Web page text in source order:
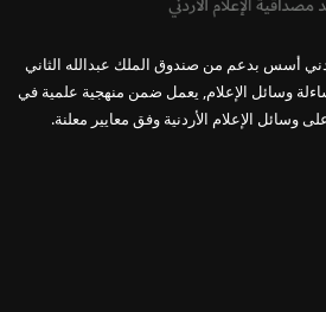
أسس بدعم من صندوق الملك عبدالله الثاني
وسائل الإعلام, يعمل ضمن منهجية علمية في
وسائل الإعلام الأردنية وفق معايير معلنة.